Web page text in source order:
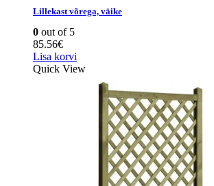
Lillekast võrega, väike
0 out of 5
85.56€
Lisa korvi
Quick View